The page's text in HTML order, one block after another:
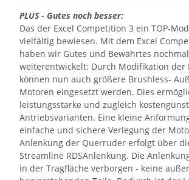
PLUS - Gutes noch besser:
Das der Excel Competition 3 ein TOP-
vielfältig bewiesen. Mit dem Excel
haben wir Gutes und Bewährtes
weiterentwickelt: Durch Modifikation der
können nun auch größere Brushless-
Motoren eingesetzt werden. Dies
leistungsstarke und zugleich
Antriebsvarianten. Eine kleine
einfache und sichere Verlegung der
Anlenkung der Querruder erfolgt über
Streamline RDSAnlenkung. Die
in der Tragfläche verborgen - keine